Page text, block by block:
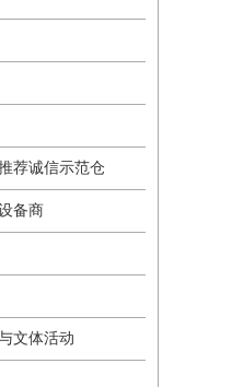
荐诚信示范仓
备商
文体活动